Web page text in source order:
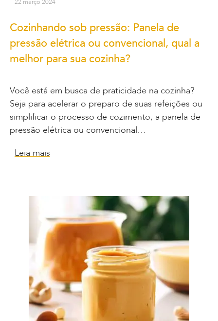
22 março 2024
Cozinhando sob pressão: Panela de
pressão elétrica ou convencional, qual a
melhor para sua cozinha?
Você está em busca de praticidade na cozinha?
Seja para acelerar o preparo de suas refeições ou
simplificar o processo de cozimento, a panela de
pressão elétrica ou convencional…
Leia mais